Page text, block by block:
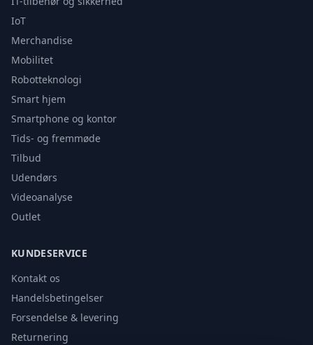
IoT
Merchandise
Mobilitet
Robotteknologi
Smart hjem
Smartphone og kontor
Tids- og fremmøde
Tilbud
Udendørs
Videoanalyse
Outlet
KUNDESERVICE
Kontakt os
Handelsbetingelser
Forsendelse & levering
Returnering